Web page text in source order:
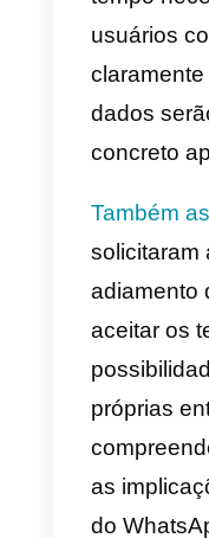
Esta
única
ou
partir